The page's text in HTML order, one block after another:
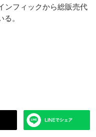
ンフィックから総販売代
。